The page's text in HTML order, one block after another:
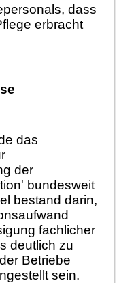
dass
erbracht
das
der
bundesweit
bestand darin,
fachlicher
deutlich zu
Betriebe
sein.